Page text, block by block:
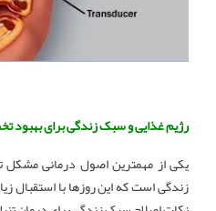
رژیم غذایی و سبک زندگی برای بهبود
یکی از مهمترین اصول درمانی
زندگی است که این روزها با استقبال